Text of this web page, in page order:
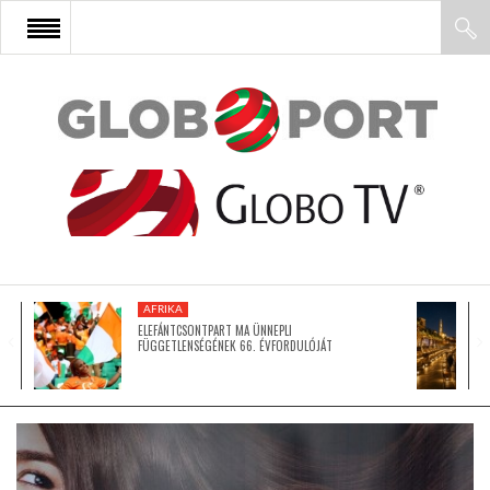
FŐOLDAL
AFRIKA
ÁZSIA
LATIN-AMERIKA
AFRIKA
ELEFÁNTCSONTPART MA ÜNNEPLI
FÜGGETLENSÉGÉNEK 66. ÉVFORDULÓJÁT